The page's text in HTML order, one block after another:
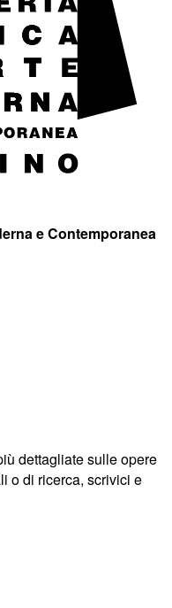
e Contemporanea
dettagliate sulle opere
o di ricerca, scrivici e